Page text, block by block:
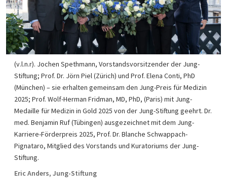
(v.l.n.r). Jochen Spethmann, Vorstandsvorsitzender der Jung-
Stiftung; Prof. Dr. Jörn Piel (Zürich) und Prof. Elena Conti, PhD
(München) – sie erhalten gemeinsam den Jung-Preis für Medizin
2025; Prof. Wolf-Herman Fridman, MD, PhD, (Paris) mit Jung-
Medaille für Medizin in Gold 2025 von der Jung-Stiftung geehrt. Dr.
med. Benjamin Ruf (Tübingen) ausgezeichnet mit dem Jung-
Karriere-Förderpreis 2025, Prof. Dr. Blanche Schwappach-
Pignataro, Mitglied des Vorstands und Kuratoriums der Jung-
Stiftung.
Eric Anders, Jung-Stiftung